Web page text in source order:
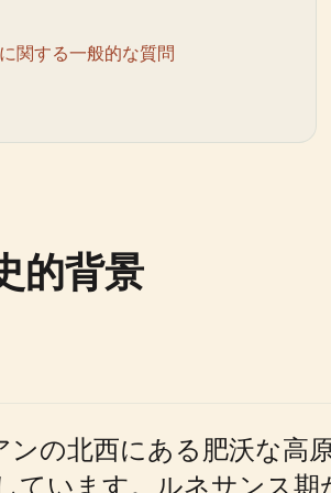
関する一般的な質問
的背景
の北西にある肥沃な高
ています。ルネサンス